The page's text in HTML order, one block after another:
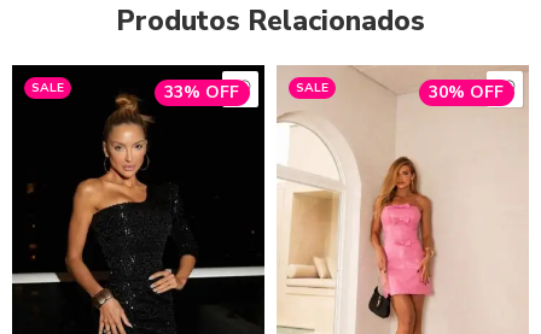
Produtos Relacionados
SALE 33% OFF SALE 30% OFF